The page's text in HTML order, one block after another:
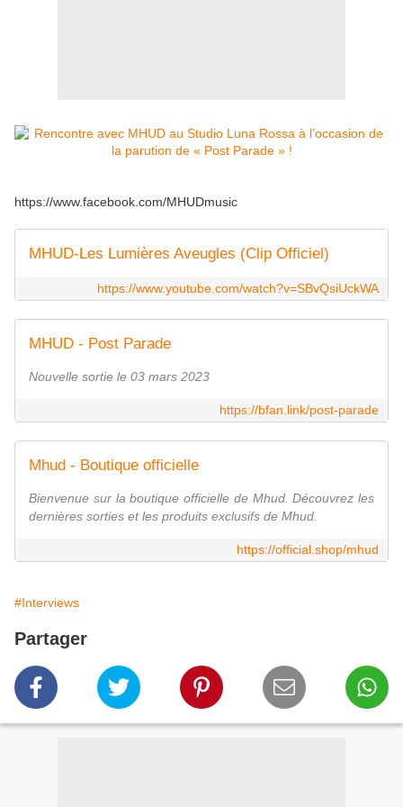
https://www.facebook.com/MHUDmusic
MHUD-Les Lumières Aveugles (Clip Officiel)
https://www.youtube.com/watch?v=SBvQsiUckWA
MHUD - Post Parade
Nouvelle sortie le 03 mars 2023
https://bfan.link/post-parade
Mhud - Boutique officielle
Bienvenue sur la boutique officielle de Mhud. Découvrez les
dernières sorties et les produits exclusifs de Mhud.
https://official.shop/mhud
#Interviews
Partager